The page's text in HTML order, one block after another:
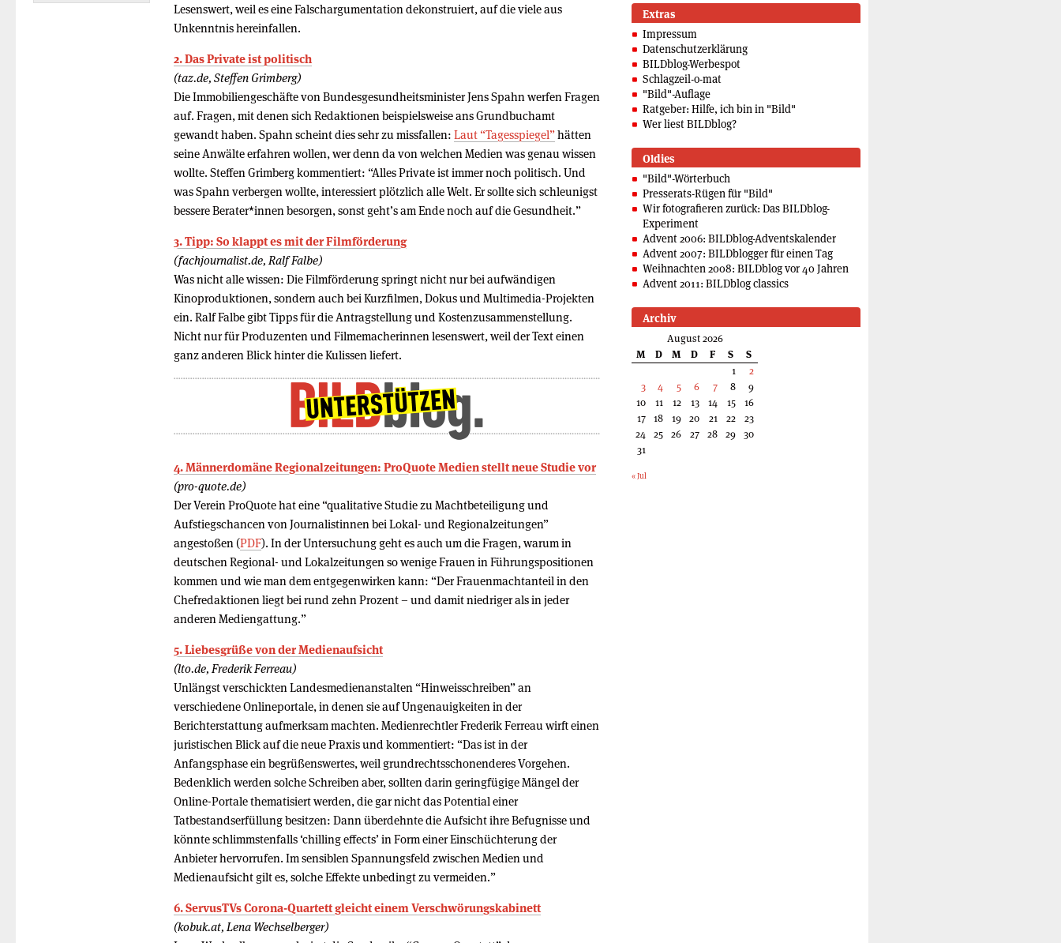
Lesenswert, weil es eine Falschargumentation dekonstruiert, auf die viele aus
Unkenntnis hereinfallen.
2. Das Private ist politisch
(taz.de, Steffen Grimberg)
Die Immobiliengeschäfte von Bundesgesundheitsminister Jens Spahn werfen Fragen
auf. Fragen, mit denen sich Redaktionen beispielsweise ans Grundbuchamt
gewandt haben. Spahn scheint dies sehr zu missfallen: Laut “Tagesspiegel”hätten
seine Anwälte erfahren wollen, wer denn da von welchen Medien was genau wissen
wollte. Steffen Grimberg kommentiert: “Alles Private ist immer noch politisch. Und
was Spahn verbergen wollte, interessiert plötzlich alle Welt. Er sollte sich schleunigst
bessere Be­ra­te­r*in­nen besorgen, sonst geht’s am Ende noch auf die Gesundheit.”
3. Tipp: So klappt es mit der Filmförderung
(fachjournalist.de, Ralf Falbe)
Was nicht alle wissen: Die Filmförderung springt nicht nur bei aufwändigen
Kinoproduktionen, sondern auch bei Kurzfilmen, Dokus und Multimedia-Projekten
ein. Ralf Falbe gibt Tipps für die Antragstellung und Kostenzusammenstellung.
Nicht nur für Produzenten und Filmemacherinnen lesenswert, weil der Text einen
ganz anderen Blick hinter die Kulissen liefert.
4. Männerdomäne Regionalzeitungen: ProQuote Medien stellt neue Studie vor
(pro-quote.de)
Der Verein ProQuote hat eine “qualitative Studie zu Machtbeteiligung und
Aufstiegschancen von Journalistinnen bei Lokal- und Regionalzeitungen”
angestoßen (PDF). In der Untersuchung geht es auch um die Fragen, warum in
deutschen Regional- und Lokalzeitungen so wenige Frauen in Führungspositionen
kommen und wie man dem entgegenwirken kann: “Der Frauenmachtanteil in den
Chefredaktionen liegt bei rund zehn Prozent – und damit niedriger als in jeder
anderen Mediengattung.”
5. Lie­bes­grüße von der Medi­en­auf­sicht
(lto.de, Frederik Ferreau)
Unlängst verschickten Landesmedienanstalten “Hinweisschreiben” an
verschiedene Onlineportale, in denen sie auf Ungenauigkeiten in der
Berichterstattung aufmerksam machten. Medienrechtler Frederik Ferreau wirft einen
juristischen Blick auf die neue Praxis und kommentiert: “Das ist in der
Anfangsphase ein begrüßenswertes, weil grundrechtsschonenderes Vorgehen.
Bedenklich werden solche Schreiben aber, sollten darin geringfügige Mängel der
Online-Portale thematisiert werden, die gar nicht das Potential einer
Tatbestandserfüllung besitzen: Dann überdehnte die Aufsicht ihre Befugnisse und
könnte schlimmstenfalls ‘chilling effects’ in Form einer Einschüchterung der
Anbieter hervorrufen. Im sensiblen Spannungsfeld zwischen Medien und
Medienaufsicht gilt es, solche Effekte unbedingt zu vermeiden.”
6. ServusTVs Corona-Quartett gleicht einem Verschwörungskabinett
(kobuk.at, Lena Wechselberger)
Extras
Impressum
Datenschutzerklärung
BILDblog-Werbespot
Schlagzeil-o-mat
"Bild"-Auflage
Ratgeber: Hilfe, ich bin in "Bild"
Wer liest BILDblog?
Oldies
"Bild"-Wörterbuch
Presserats-Rügen für "Bild"
Wir fotografieren zurück: Das BILDblog-
Experiment
Advent 2006: BILDblog-Adventskalender
Advent 2007: BILDblogger für einen Tag
Weihnachten 2008: BILDblog vor 40 Jahren
Advent 2011: BILDblog classics
Archiv
August 2026
M
D M D F S
S
1
2
3
4 5 6 7 8
9
10
11 12 13 14 15
16
17 18 19 20 21 22
23
24 25 26 27 28 29 30
31
« Jul